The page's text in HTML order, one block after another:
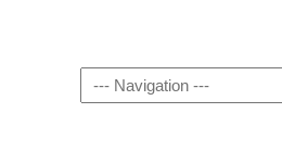
Navigation